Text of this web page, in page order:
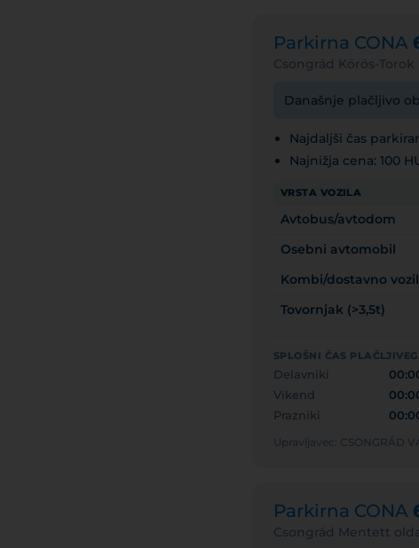
Parkirna CONA
Csongrád Körös-Torok
Današnje plačljivo
Najdaljši čas
Najnižja cena: 100
VRSTA VOZILA
Avtobus/avtodom
Osebni avtomobil
Kombi/dostavno
Tovornjak (>3,5t)
SPLOŠNI ČAS
Delavniki
Vikend
Prazniki
Upravljavec: CSONGRÁD
Parkirna CONA
Csongrád Mentett